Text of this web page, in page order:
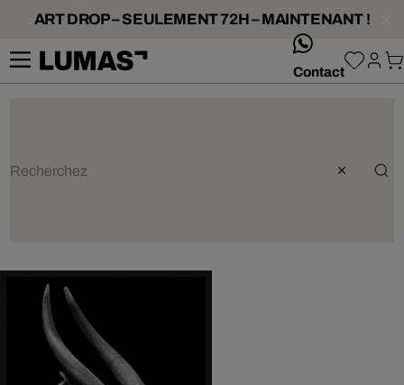
ART DROP – SEULEMENT 72H – MAINTENANT !
Contact